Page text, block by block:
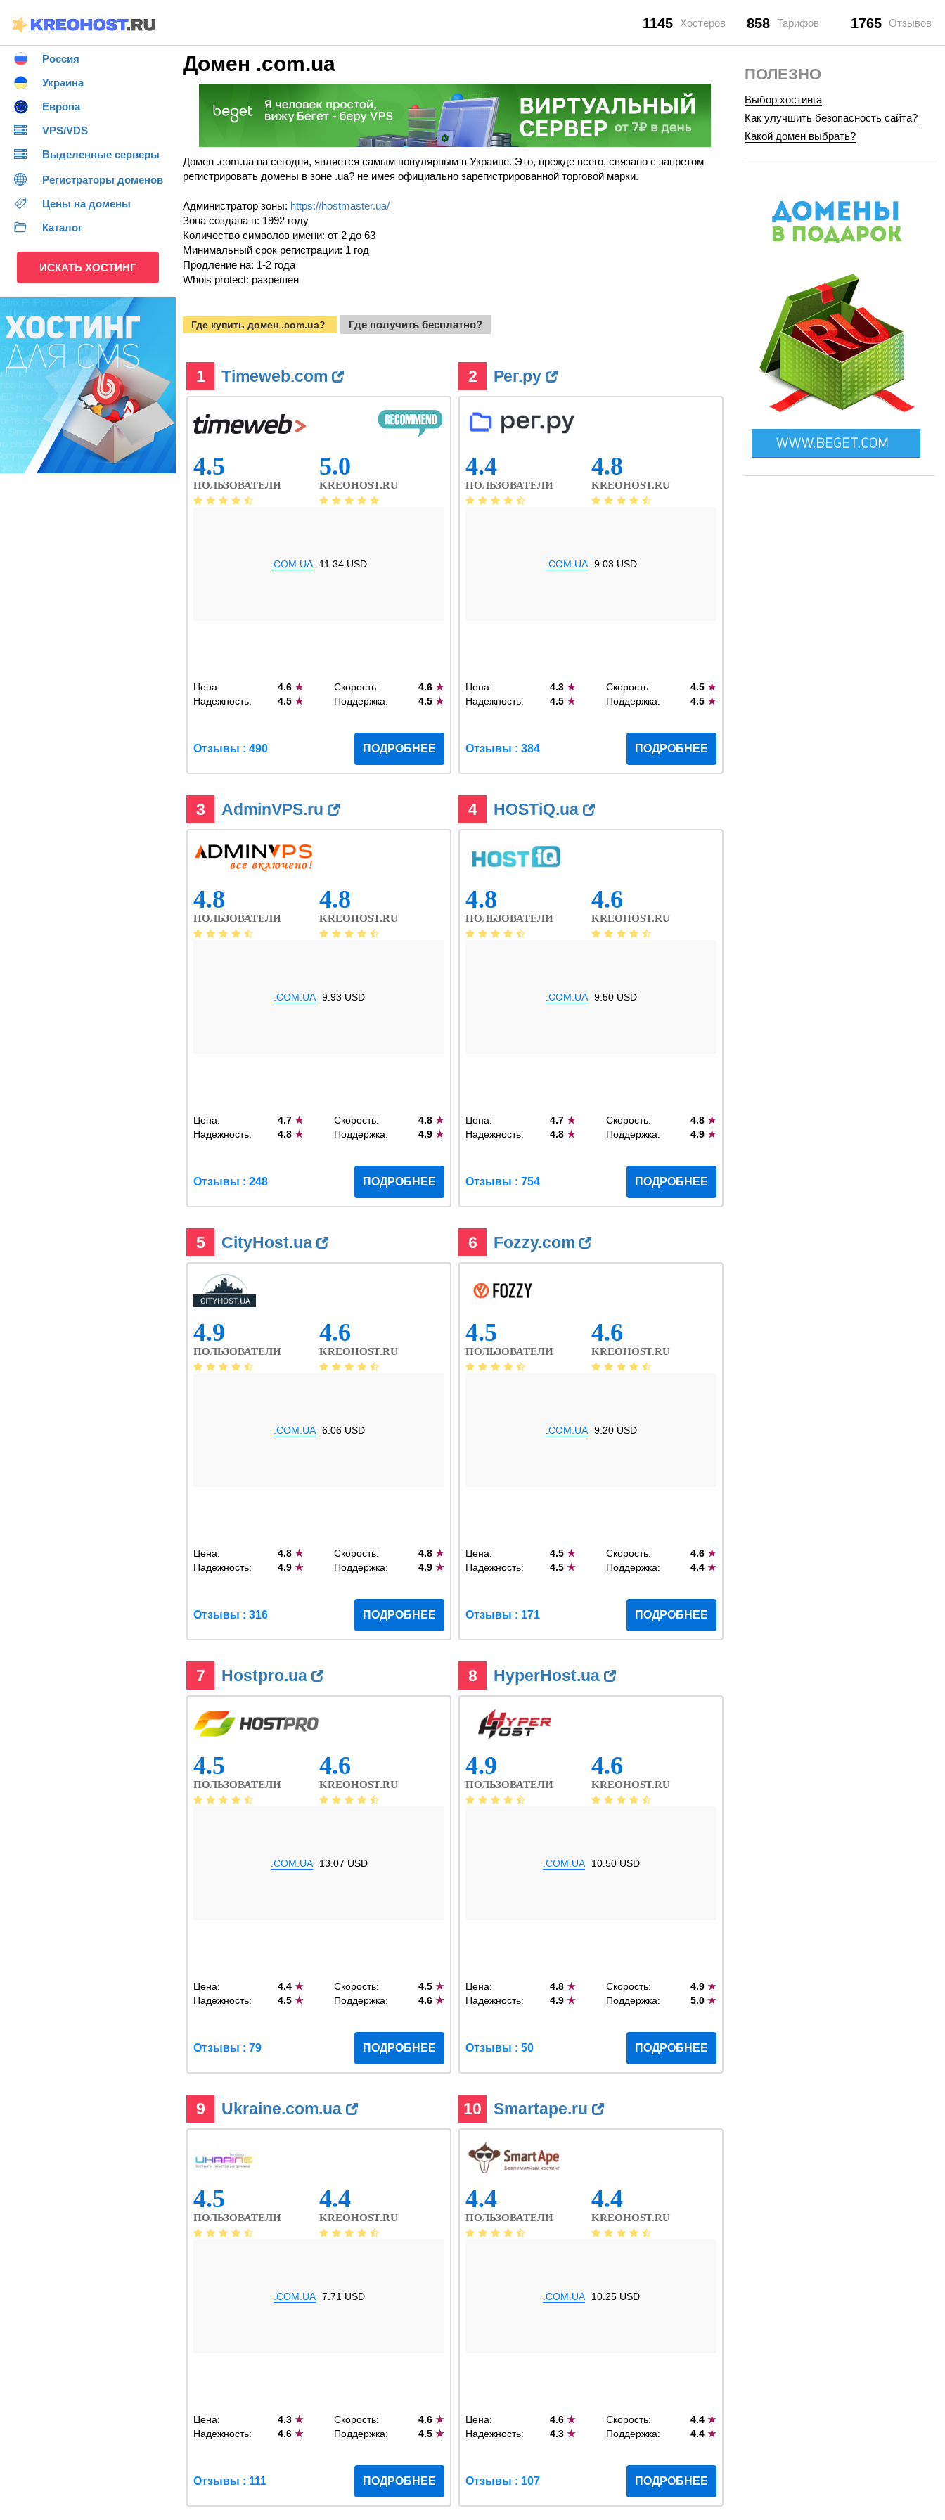
Россия
Украина
Европа
VPS/VDS
Выделенные серверы
Регистраторы доменов
Цены на домены
Каталог
ИСКАТЬ ХОСТИНГ
1145 Хостеров 858 Тарифов 1765 Отзывов
Домен .com.ua
Домен .com.ua на сегодня, является самым популярным в Украине. Это, прежде всего, связано с запретом
регистрировать домены в зоне .ua? не имея официально зарегистрированной торговой марки.
Администратор зоны: https://hostmaster.ua/
Зона создана в: 1992 году
Количество символов имени: от 2 до 63
Минимальный срок регистрации: 1 год
Продление на: 1-2 года
Whois protect: разрешен
Где купить домен .com.ua? Где получить бесплатно?
1 Timeweb.com
4.5
ПОЛЬЗОВАТЕЛИ
5.0
KREOHOST.RU
.COM.UA 11.34 USD
Цена: 4.6★ Скорость: 4.6 ★
Надежность:
4.5★ Поддержка: 4.5 ★
Отзывы : 490 ПОДРОБНЕЕ
2 Рег.ру
4.4
ПОЛЬЗОВАТЕЛИ
4.8
KREOHOST.RU
.COM.UA 9.03 USD
Цена: 4.3★ Скорость: 4.5 ★
Надежность:
4.5★ Поддержка: 4.5 ★
Отзывы : 384 ПОДРОБНЕЕ
3 AdminVPS.ru
4.8
ПОЛЬЗОВАТЕЛИ
4.8
KREOHOST.RU
.COM.UA 9.93 USD
Цена: 4.7★ Скорость: 4.8 ★
Надежность:
4.8★ Поддержка: 4.9 ★
Отзывы : 248 ПОДРОБНЕЕ
4 HOSTiQ.ua
4.8
ПОЛЬЗОВАТЕЛИ
4.6
KREOHOST.RU
.COM.UA 9.50 USD
Цена: 4.7★ Скорость: 4.8 ★
Надежность:
4.8★ Поддержка: 4.9 ★
Отзывы : 754 ПОДРОБНЕЕ
5 CityHost.ua
4.9
ПОЛЬЗОВАТЕЛИ
4.6
KREOHOST.RU
.COM.UA 6.06 USD
Цена: 4.8★ Скорость: 4.8 ★
Надежность:
4.9★ Поддержка: 4.9 ★
Отзывы : 316 ПОДРОБНЕЕ
6 Fozzy.com
4.5
ПОЛЬЗОВАТЕЛИ
4.6
KREOHOST.RU
.COM.UA 9.20 USD
Цена: 4.5★ Скорость: 4.6 ★
Надежность:
4.5★ Поддержка: 4.4 ★
Отзывы : 171 ПОДРОБНЕЕ
7 Hostpro.ua
4.5
ПОЛЬЗОВАТЕЛИ
4.6
KREOHOST.RU
.COM.UA 13.07 USD
Цена: 4.4★ Скорость: 4.5 ★
Надежность:
4.5★ Поддержка: 4.6 ★
Отзывы : 79 ПОДРОБНЕЕ
8 HyperHost.ua
4.9
ПОЛЬЗОВАТЕЛИ
4.6
KREOHOST.RU
.COM.UA 10.50 USD
Цена: 4.8★ Скорость: 4.9 ★
Надежность:
4.9★ Поддержка: 5.0 ★
Отзывы : 50 ПОДРОБНЕЕ
9 Ukraine.com.ua
4.5
ПОЛЬЗОВАТЕЛИ
4.4
KREOHOST.RU
.COM.UA 7.71 USD
Цена: 4.3★ Скорость: 4.6 ★
Надежность:
4.6★ Поддержка: 4.5 ★
Отзывы : 111 ПОДРОБНЕЕ
10 Smartape.ru
4.4
ПОЛЬЗОВАТЕЛИ
4.4
KREOHOST.RU
.COM.UA 10.25 USD
Цена: 4.6★ Скорость: 4.4 ★
Надежность:
4.3★ Поддержка: 4.4 ★
Отзывы : 107 ПОДРОБНЕЕ
ПОЛЕЗНО
Выбор хостинга
Как улучшить безопасность сайта?
Какой домен выбрать?